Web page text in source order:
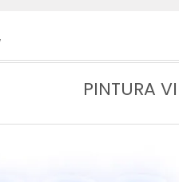
PINTURA